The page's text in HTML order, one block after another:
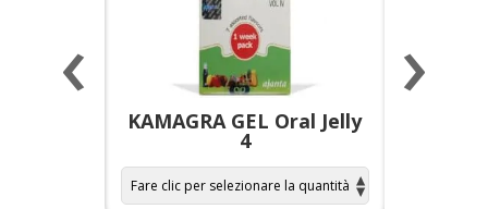
KAMAGRA GEL Oral Jelly
4
‹ ›